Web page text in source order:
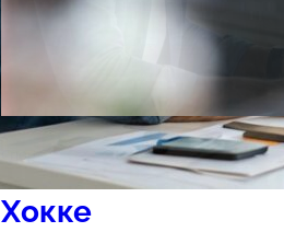
Спорт
Хокке